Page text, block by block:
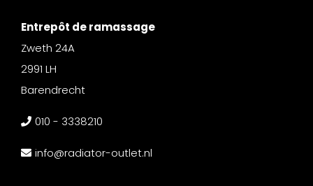
Entrepôt de ramassage
Zweth 24A
2991 LH
Barendrecht
010 - 3338210
info@radiator-outlet.nl